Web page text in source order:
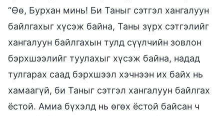
“Өө, Бурхан минь! Би Таныг сэтгэл хангалуун
байлгахыг хүсэж байна, Таны зүрх сэтгэлийг
хангалуун байлгахын тулд сүүлчийн зовлон
бэрхшээлийг туулахыг хүсэж байна, надад
тулгарах саад бэрхшээл хэчнээн их байх нь
хамаагүй, би Таныг сэтгэл хангалуун байлгах
ёстой. Амиа бүхэлд нь өгөх ёстой байсан ч